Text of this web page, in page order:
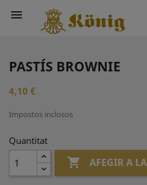

PASTÍS BROWNIE
4,10 €
Impostos inclosos
Quantitat
 AFEGIR A